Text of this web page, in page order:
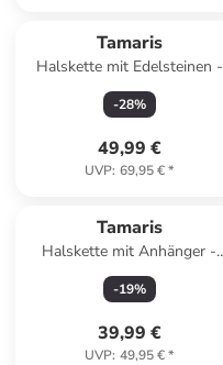
Tamaris
Halskette mit Edelsteinen -
(L)45 cm
-28%
49,99 €
UVP: 69,95 €*
Tamaris
Halskette mit Anhänger -
(L)45 cm
-19%
39,99 €
UVP: 49,95 €*